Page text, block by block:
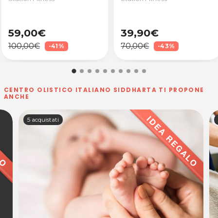
59,00€
100,00€ -41%
39,90€
70,00€ -43%
CENTRO OLISTICO ITALIANO SIDDHARTA TI PROPONE
ANCHE
5 acquistati